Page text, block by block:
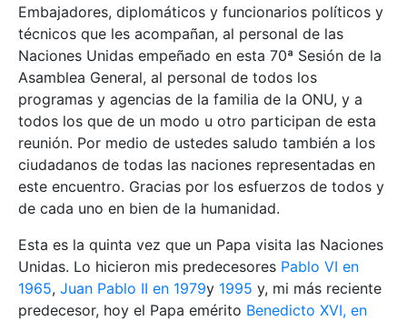
Embajadores, diplomáticos y funcionarios políticos y
técnicos que les acompañan, al personal de las
Naciones Unidas empeñado en esta 70ª Sesión de la
Asamblea General, al personal de todos los
programas y agencias de la familia de la ONU, y a
todos los que de un modo u otro participan de esta
reunión. Por medio de ustedes saludo también a los
ciudadanos de todas las naciones representadas en
este encuentro. Gracias por los esfuerzos de todos y
de cada uno en bien de la humanidad.
Esta es la quinta vez que un Papa visita las Naciones
Unidas. Lo hicieron mis predecesores Pablo VI en
1965, Juan Pablo II en 1979y 1995 y, mi más reciente
predecesor, hoy el Papa emérito Benedicto XVI, en